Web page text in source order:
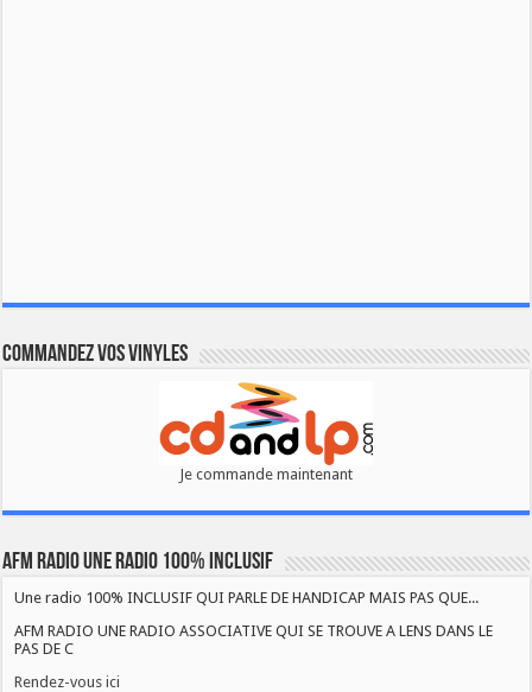
Commandez vos vinyles
Je commande maintenant
AFM RADIO UNE RADIO 100% INCLUSIF
Une radio 100% INCLUSIF QUI PARLE DE HANDICAP MAIS PAS QUE...
AFM RADIO UNE RADIO ASSOCIATIVE QUI SE TROUVE A LENS DANS LE
PAS DE C
Rendez-vous ici